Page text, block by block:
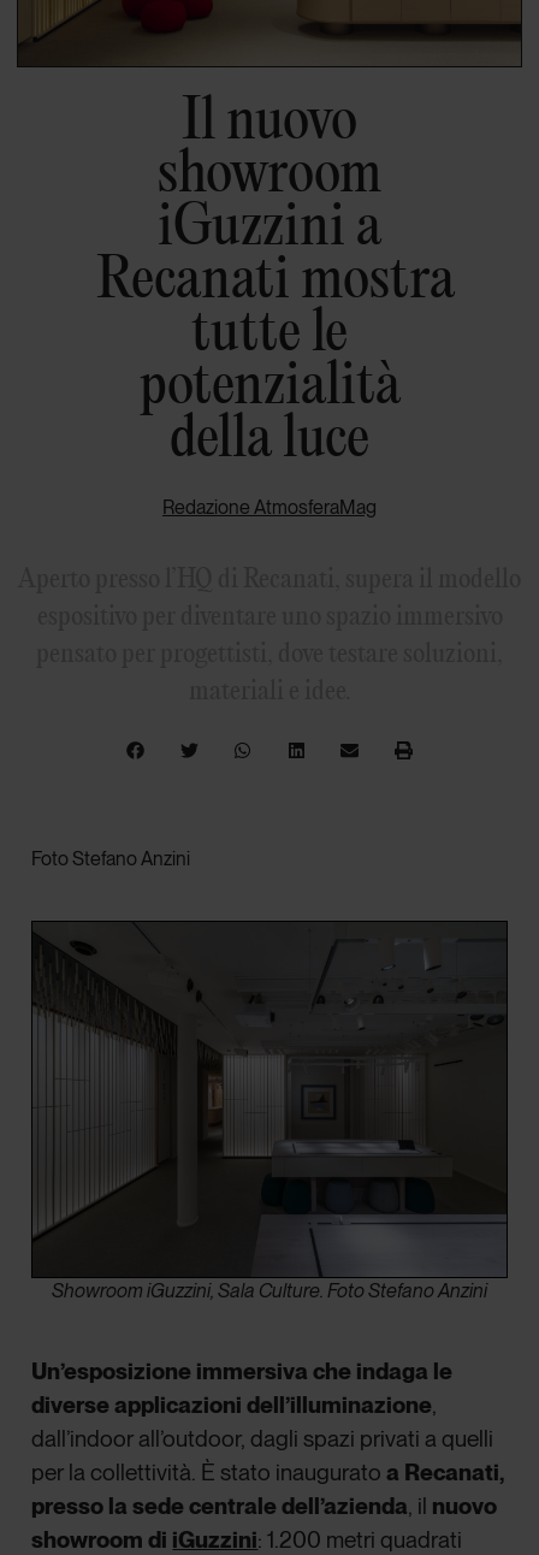
Il nuovo
showroom
iGuzzini a
Recanati mostra
tutte le
potenzialità
della luce
Redazione AtmosferaMag
Foto Stefano Anzini
Showroom iGuzzini, Sala Culture. Foto Stefano Anzini
Un’esposizione immersiva che indaga le
diverse applicazioni dell’illuminazione,
dall’indoor all’outdoor, dagli spazi privati a quelli
per la collettività. È stato inauguratoa Recanati,
presso la sede centrale dell’azienda, il nuovo
showroom di iGuzzini: 1.200 metri quadrati